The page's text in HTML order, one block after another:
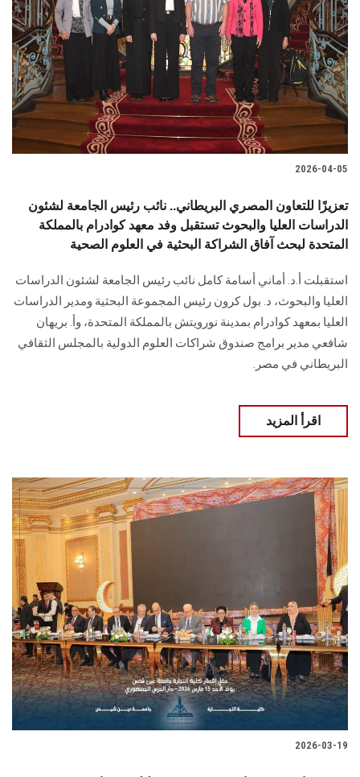
الطلاب
هيئة التدريس
الدراسات العليا
الخريجين
الزائـرون
سجل الان
2026-04-05
تعزيزًا للتعاون المصري البريطاني.. نائب رئيس الجامعة لشئون
الدراسات العليا والبحوث تستقبل وفد معهد كوادرام بالمملكة
المتحدة لبحث آفاق الشراكة البحثية في العلوم الصحية
استقبلت أ.د. أماني أسامة كامل نائب رئيس الجامعة لشئون الدراسات
العليا والبحوث، د. بول كرون رئيس المجموعة البحثية ومدير الدراسات
العليا بمعهد كوادرام بمدينة نورويتش بالمملكة المتحدة، وأ. بريهان
شافعي مدير برامج صندوق شراكات العلوم الدولية بالمجلس الثقافي
البريطاني في مصر.
اقرأ المزيد
2026-03-19